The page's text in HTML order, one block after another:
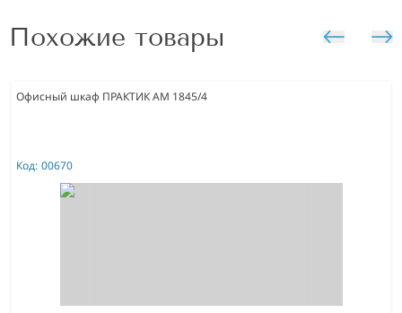
Похожие товары
Офисный шкаф ПРАКТИК AM 1845/4
Код: 00670